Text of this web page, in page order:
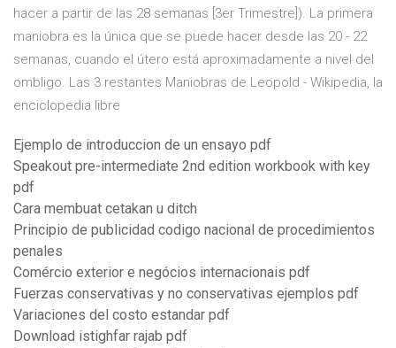
hacer a partir de las 28 semanas [3er Trimestre]). La primera
maniobra es la única que se puede hacer desde las 20 - 22
semanas, cuando el útero está aproximadamente a nivel del
ombligo. Las 3 restantes Maniobras de Leopold - Wikipedia, la
enciclopedia libre
Ejemplo de introduccion de un ensayo pdf
Speakout pre-intermediate 2nd edition workbook with key
pdf
Cara membuat cetakan u ditch
Principio de publicidad codigo nacional de procedimientos
penales
Comércio exterior e negócios internacionais pdf
Fuerzas conservativas y no conservativas ejemplos pdf
Variaciones del costo estandar pdf
Download istighfar rajab pdf